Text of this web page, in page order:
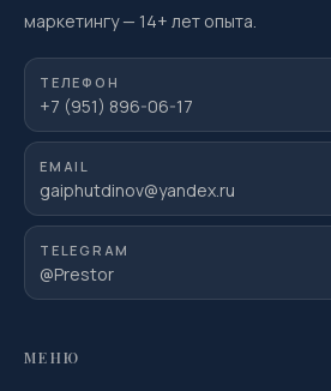
маркетингу— 14+ лет опыта.
ТЕЛЕФОН
+7 (951) 896-06-17
EMAIL
gaiphutdinov@yandex.ru
TELEGRAM
@Prestor
МЕНЮ